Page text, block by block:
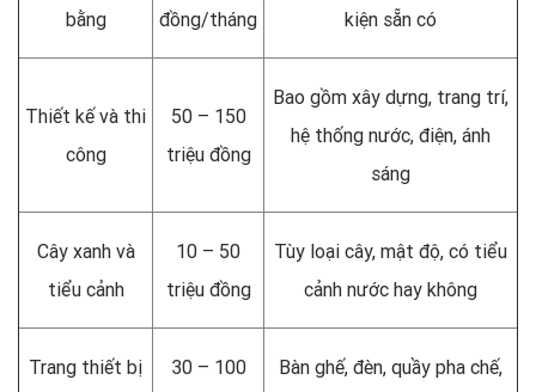
bằng
đồng/tháng
kiện sẵn có
Thiết kế và thi
công
50 – 150
triệu đồng
Bao gồm xây dựng, trang trí,
hệ thống nước, điện, ánh
sáng
Cây xanh và
tiểu cảnh
10 – 50
triệu đồng
Tùy loại cây, mật độ, có tiểu
cảnh nước hay không
Trang thiết bị
30 – 100
Bàn ghế, đèn, quầy pha chế,